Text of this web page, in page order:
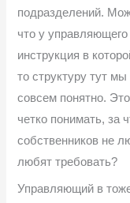
подразделений.
что у
инструкция в
то структуру тут
совсем понятно.
четко понимать, за
собственников не
любят требовать?
Управляющий в